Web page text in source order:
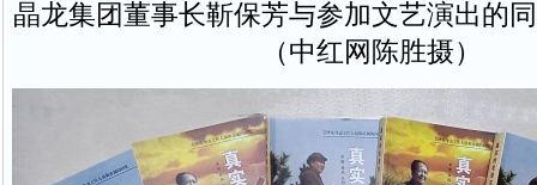
晶龙集团董事长靳保芳与参加文艺演出的
（中红网陈胜摄）